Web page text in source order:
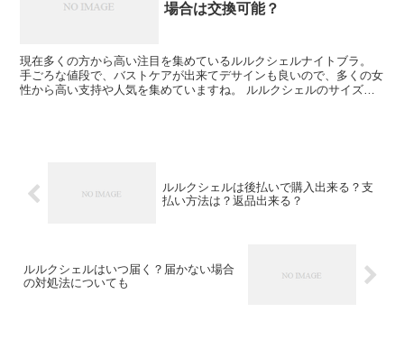
場合は交換可能？
現在多くの方から高い注目を集めているルルクシェルナイトブラ。
手ごろな値段で、バストケアが出来てデサインも良いので、多くの女
性から高い支持や人気を集めていますね。 ルルクシェルのサイズ感
ルルクシェルは後払いで購入出来る？支
払い方法は？返品出来る？
ルルクシェルはいつ届く？届かない場合
の対処法についても